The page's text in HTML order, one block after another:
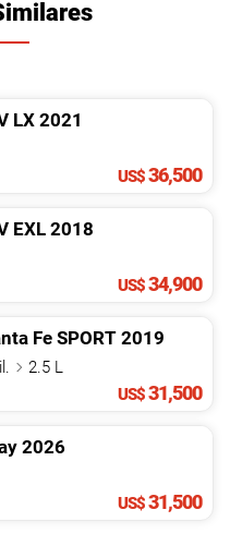
LX 2021
US$36,500
EXL 2018
US$34,900
Fe SPORT 2019
2.5 L
US$31,500
2026
US$31,500